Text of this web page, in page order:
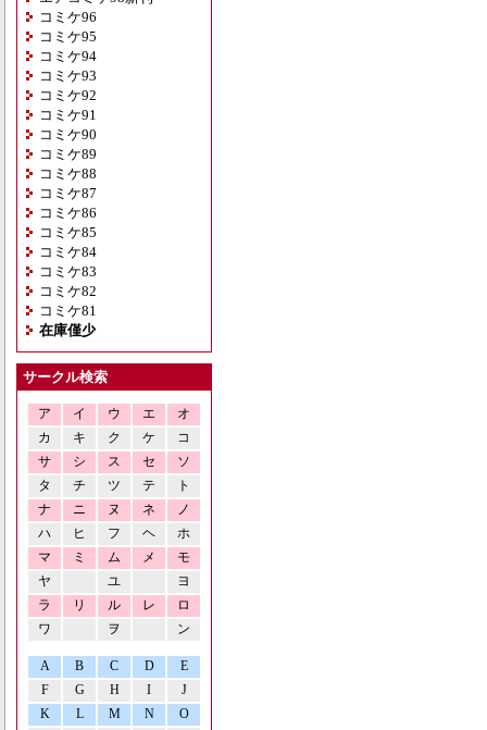
コミケ96
コミケ95
コミケ94
コミケ93
コミケ92
コミケ91
コミケ90
コミケ89
コミケ88
コミケ87
コミケ86
コミケ85
コミケ84
コミケ83
コミケ82
コミケ81
在庫僅少
サークル検索
ア イ ウ エ
オ
カ
キ ク ケ
コ
サ
シ ス セ
ソ
タ
チ ツ テ
ト
ナ
ニ ヌ ネ
ノ
ハ
ヒ フ ヘ
ホ
マ
ミ ム メ
モ
ヤ
ユ
ヨ
ラ
リ ル レ
ロ
ワ
ヲ ン
A B C D
E
F
G H I
J
K
L M N O